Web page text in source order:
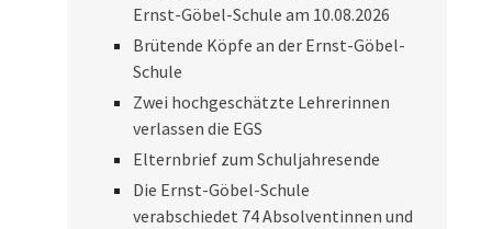
Ernst-Göbel-Schule am 10.08.2026
Brütende Köpfe an der Ernst-Göbel-
Schule
Zwei hochgeschätzte Lehrerinnen
verlassen die EGS
Elternbrief zum Schuljahresende
Die Ernst-Göbel-Schule
verabschiedet 74 Absolventinnen und